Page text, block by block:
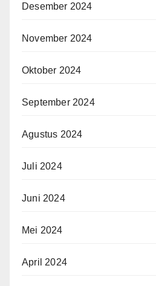
Desember 2024
November 2024
Oktober 2024
September 2024
Agustus 2024
Juli 2024
Juni 2024
Mei 2024
April 2024